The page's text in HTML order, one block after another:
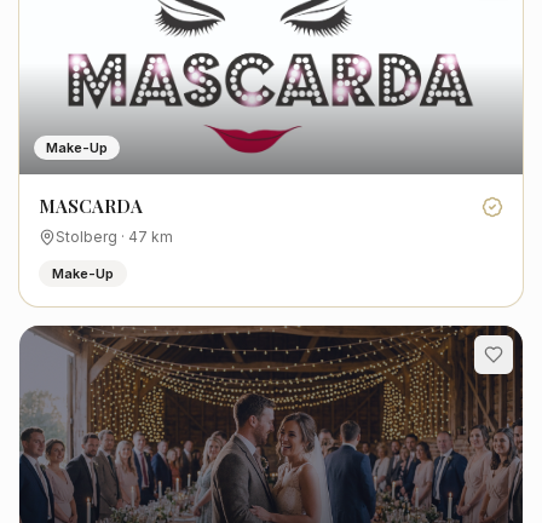
Make-Up
MASCARDA
Stolberg · 47 km
Make-Up